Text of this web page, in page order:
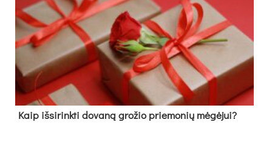
Kaip išsirinkti dovaną grožio priemonių mėgėjui?